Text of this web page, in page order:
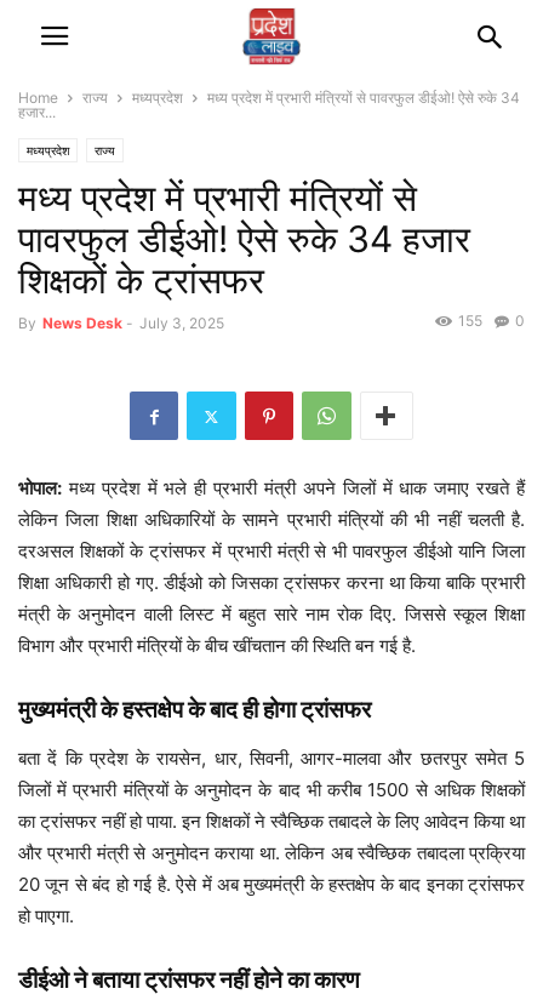
Home राज्‍य मध्यप्रदेश
मध्य प्रदेश में प्रभारी मंत्रियों से पावरफुल डीईओ! ऐसे रुके 34
हजार...
मध्यप्रदेश राज्‍य
मध्य प्रदेश में प्रभारी मंत्रियों से
पावरफुल डीईओ! ऐसे रुके 34 हजार
शिक्षकों के ट्रांसफर
By News Desk - July 3, 2025 0
155
भोपाल: मध्य प्रदेश में भले ही प्रभारी मंत्री अपने जिलों में धाक जमाए रखते हैं
लेकिन जिला शिक्षा अधिकारियों के सामने प्रभारी मंत्रियों की भी नहीं चलती है.
दरअसल शिक्षकों के ट्रांसफर में प्रभारी मंत्री से भी पावरफुल डीईओ यानि जिला
शिक्षा अधिकारी हो गए. डीईओ को जिसका ट्रांसफर करना था किया बाकि प्रभारी
मंत्री के अनुमोदन वाली लिस्ट में बहुत सारे नाम रोक दिए. जिससे स्कूल शिक्षा
विभाग और प्रभारी मंत्रियों के बीच खींचतान की स्थिति बन गई है.
मुख्यमंत्री के हस्तक्षेप के बाद ही होगा ट्रांसफर
बता दें कि प्रदेश के रायसेन, धार, सिवनी, आगर-मालवा और छतरपुर समेत 5
जिलों में प्रभारी मंत्रियों के अनुमोदन के बाद भी करीब 1500 से अधिक शिक्षकों
का ट्रांसफर नहीं हो पाया. इन शिक्षकों ने स्वैच्छिक तबादले के लिए आवेदन किया था
और प्रभारी मंत्री से अनुमोदन कराया था. लेकिन अब स्वैच्छिक तबादला प्रक्रिया
20 जून से बंद हो गई है. ऐसे में अब मुख्यमंत्री के हस्तक्षेप के बाद इनका ट्रांसफर
हो पाएगा.
डीईओ ने बताया ट्रांसफर नहीं होने का कारण